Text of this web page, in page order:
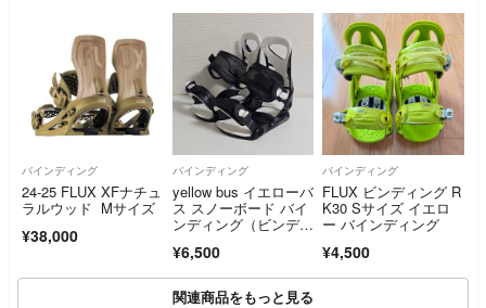
バインディング
24-25 FLUX XFナチュ
ラルウッド Mサイズ
¥38,000
バインディング
yellow bus イエローバ
ス スノーボード バイ
ンディング（ビンディ
¥6,500
バインディング
FLUX ビンディング R
K30 Sサイズ イエロ
ー バインディング
¥4,500
関連商品をもっと見る